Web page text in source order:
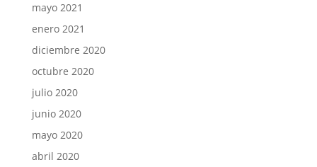
mayo 2021
enero 2021
diciembre 2020
octubre 2020
julio 2020
junio 2020
mayo 2020
abril 2020